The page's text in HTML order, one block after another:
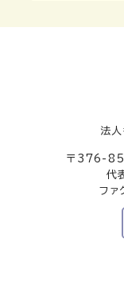
法
〒376-
代
フ